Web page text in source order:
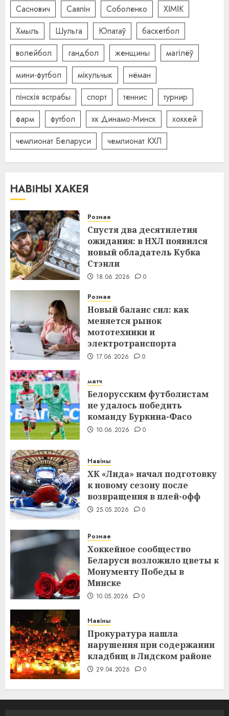
Саснович
Саяпін Соболенко
ХІМІК
Хмыль
Шульга Юпатаў
баскетбол
волейбол
гандбол женщины
магілёў
мини-футбол
мікульчык
нёман
пінскія ястрабы
спорт теннис
турнир
фарм
футбол хк Динамо-Минск
хоккей
чемпионат Беларуси
чемпионат КХЛ
НАВІНЫ ХАКЕЯ
Рознае
Спустя два десятилетия
ожидания: в НХЛ появился
новый обладатель Кубка
Стэнли
18.06.2026 0
Рознае
Новый баланс сил: как
меняется рынок
мототехники и
электротранспорта
17.06.2026 0
матч
Белорусским футболистам
не удалось победить
команду Буркина-Фасо
10.06.2026 0
Навіны
ХК «Лида» начал подготовку
к новому сезону после
возвращения в плей-офф
25.05.2026 0
Рознае
Хоккейное сообщество
Беларуси возложило цветы к
Монументу Победы в
Минске
10.05.2026 0
Навіны
Прокуратура нашла
нарушения при содержании
кладбищ в Лидском районе
29.04.2026 0